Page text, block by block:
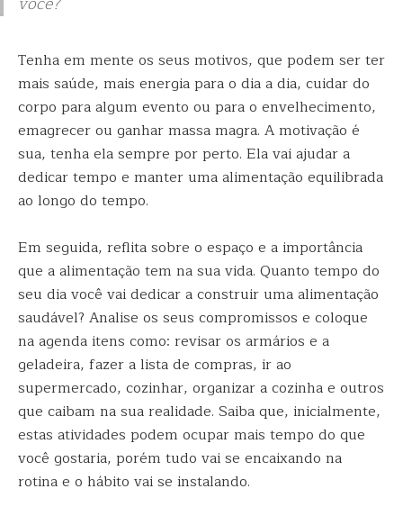
Tenha em mente os seus motivos, que podem ser ter
mais saúde, mais energia para o dia a dia, cuidar do
corpo para algum evento ou para o envelhecimento,
emagrecer ou ganhar massa magra. A motivação é
sua, tenha ela sempre por perto. Ela vai ajudar a
dedicar tempo e manter uma alimentação equilibrada
ao longo do tempo.
Em seguida, reflita sobre o espaço e a importância
que a alimentação tem na sua vida. Quanto tempo do
seu dia você vai dedicar a construir uma alimentação
saudável? Analise os seus compromissos e coloque
na agenda itens como: revisar os armários e a
geladeira, fazer a lista de compras, ir ao
supermercado, cozinhar, organizar a cozinha e outros
que caibam na sua realidade. Saiba que, inicialmente,
estas atividades podem ocupar mais tempo do que
você gostaria, porém tudo vai se encaixando na
rotina e o hábito vai se instalando.